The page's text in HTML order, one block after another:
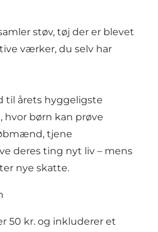
støv, tøj der er blevet
værker, du selv har
til årets hyggeligste
hvor børn kan prøve
tjene
deres ting nyt liv – mens
nye skatte.
50 kr. og inkluderer et